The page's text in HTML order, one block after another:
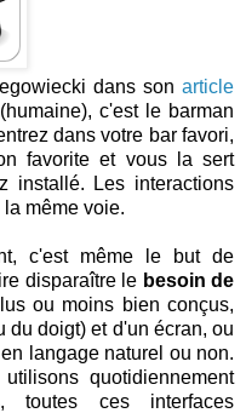
dans son article
(humaine), c'est le barman
dans votre bar favori,
favorite et vous la sert
installé. Les interactions
même voie.
c'est même le but de
disparaître le besoin de
ou moins bien conçus,
du doigt) et d'un écran, ou
langage naturel ou non.
quotidiennement
toutes ces interfaces